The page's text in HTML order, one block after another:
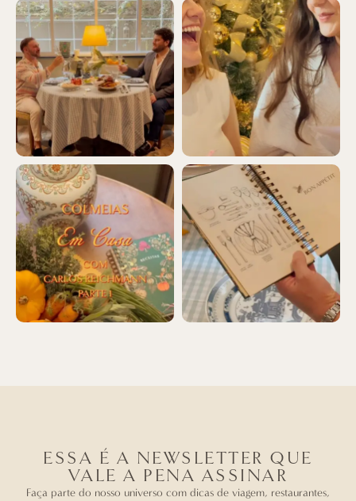
ESSA É A NEWSLETTER QUE
VALE A PENA ASSINAR
Faça parte do nosso universo com dicas de viagem, restaurantes,